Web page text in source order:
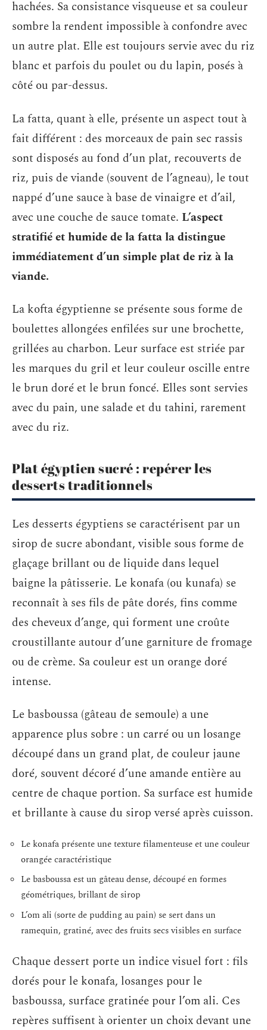
hachées. Sa consistance visqueuse et sa couleur
sombre la rendent impossible à confondre avec
un autre plat. Elle est toujours servie avec du riz
blanc et parfois du poulet ou du lapin, posés à
côté ou par-dessus.
La fatta, quant à elle, présente un aspect tout à
fait différent : des morceaux de pain sec rassis
sont disposés au fond d’un plat, recouverts de
riz, puis de viande (souvent de l’agneau), le tout
nappé d’une sauce à base de vinaigre et d’ail,
avec une couche de sauce tomate. L’aspect
stratifié et humide de la fatta la distingue
immédiatement d’un simple plat de riz à la
viande.
La kofta égyptienne se présente sous forme de
boulettes allongées enfilées sur une brochette,
grillées au charbon. Leur surface est striée par
les marques du gril et leur couleur oscille entre
le brun doré et le brun foncé. Elles sont servies
avec du pain, une salade et du tahini, rarement
avec du riz.
Plat égyptien sucré : repérer les
desserts traditionnels
Les desserts égyptiens se caractérisent par un
sirop de sucre abondant, visible sous forme de
glaçage brillant ou de liquide dans lequel
baigne la pâtisserie. Le konafa (ou kunafa) se
reconnaît à ses fils de pâte dorés, fins comme
des cheveux d’ange, qui forment une croûte
croustillante autour d’une garniture de fromage
ou de crème. Sa couleur est un orange doré
intense.
Le basboussa (gâteau de semoule) a une
apparence plus sobre : un carré ou un losange
découpé dans un grand plat, de couleur jaune
doré, souvent décoré d’une amande entière au
centre de chaque portion. Sa surface est humide
et brillante à cause du sirop versé après cuisson.
Le konafa présente une texture filamenteuse et une couleur
orangée caractéristique
Le basboussa est un gâteau dense, découpé en formes
géométriques, brillant de sirop
L’om ali (sorte de pudding au pain) se sert dans un
ramequin, gratiné, avec des fruits secs visibles en surface
Chaque dessert porte un indice visuel fort : fils
dorés pour le konafa, losanges pour le
basboussa, surface gratinée pour l’om ali. Ces
repères suffisent à orienter un choix devant une